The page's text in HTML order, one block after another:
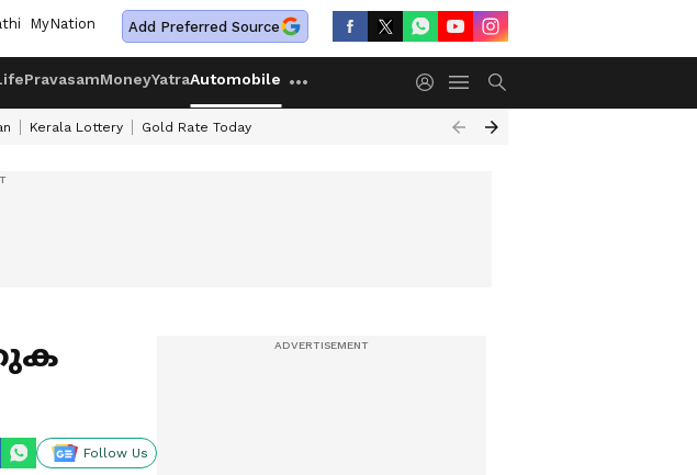
MyNation Add Preferred Source
PravasamMoneyYatraAutomobile
Kerala Lottery Gold Rate Today
Follow Us